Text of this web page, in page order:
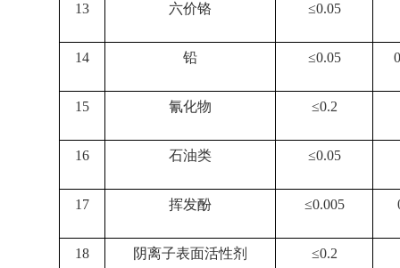
13 六价铬 ≤0.05
14 铅 ≤0.05
15 氰化物 ≤0.2
16 石油类 ≤0.05
17 挥发酚 ≤0.005
18 阴离子表面活性剂 ≤0.2